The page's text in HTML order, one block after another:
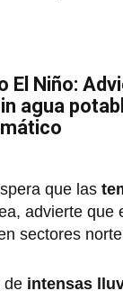
El Niño:
agua
que las
advierte
sectores
de intensas